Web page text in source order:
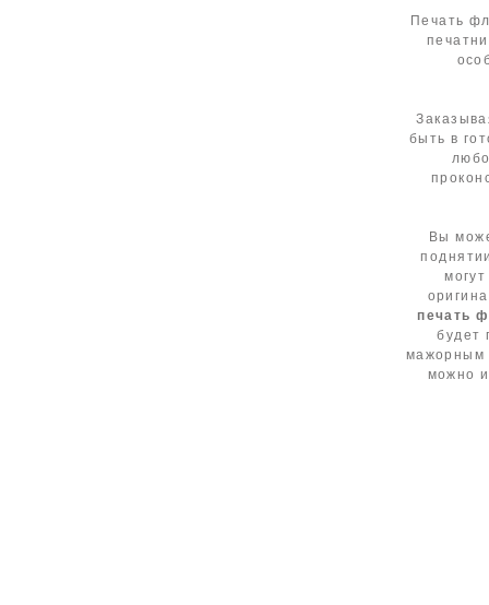
Печать
быть в
Вы
печать
будет
мажорным
можно